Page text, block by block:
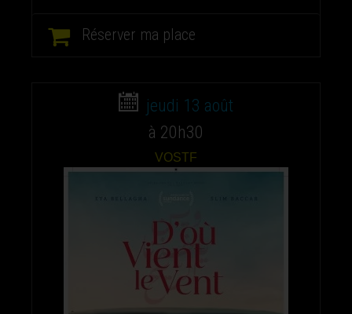
Réserver ma place
jeudi 13 août
à 20h30
VOSTF